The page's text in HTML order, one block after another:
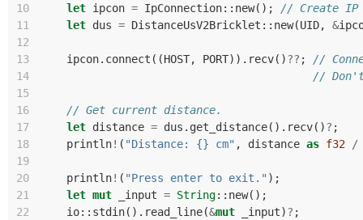
10
let ipcon = IpConnection:: new();
// Create IP
11
let dus = DistanceUsV2Bricklet :: new(UID, &
12
13
ipcon. connect ((HOST, PORT)). recv()?? ;
//
14
// Don't
15
16
// Get current distance.
17
let distance = dus . get_distance(). recv()? ;
18
println! ( "Distance: {} cm" , distance as f32
/
19
20
println! ( "Press enter to exit." );
21
let mut _input = String:: new();
22
io:: stdin(). read_line(&mut _input)? ;